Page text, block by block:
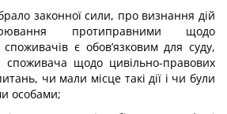
законної сили, про визнання дій
протиправними щодо
є обов’язковим для суду,
споживача щодо цивільно-правових
чи мали місце такі дії і чи були
особами;